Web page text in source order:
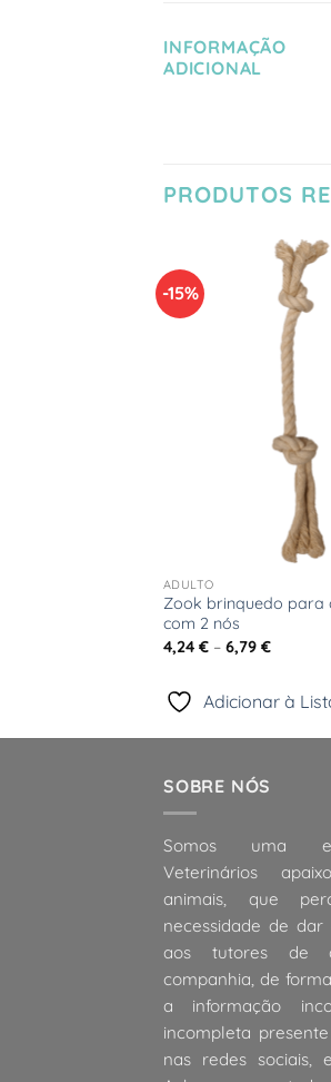
INFORMAÇÃO
ADICIONAL
PRODUTOS
-15%
ADULTO
Zook brinquedo para
com 2 nós
4,24 € – 6,79 €Price
through
6,79 €
Adicionar à
SOBRE NÓS
Somos uma
Veterinários
animais, que
necessidade de dar
aos tutores de
companhia, de
a informação
incompleta
nas redes sociais,